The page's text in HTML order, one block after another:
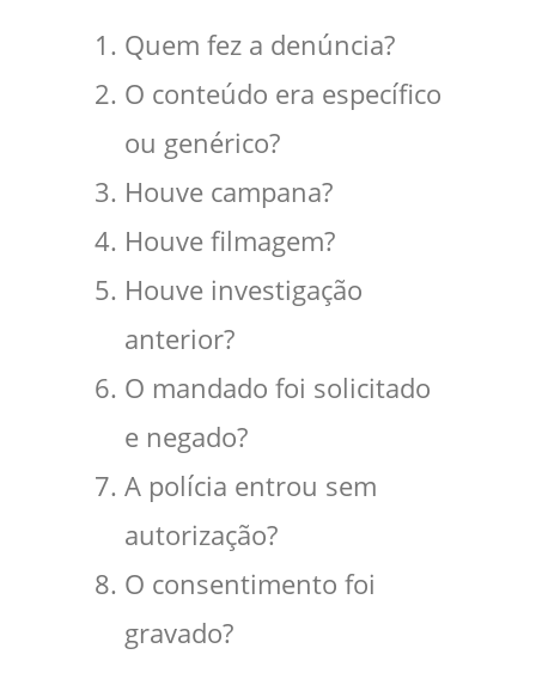
Quem fez a denúncia?
O conteúdo era específico
ou genérico?
Houve campana?
Houve filmagem?
Houve investigação
anterior?
O mandado foi solicitado
e negado?
A polícia entrou sem
autorização?
O consentimento foi
gravado?